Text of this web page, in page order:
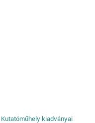
kiadványai